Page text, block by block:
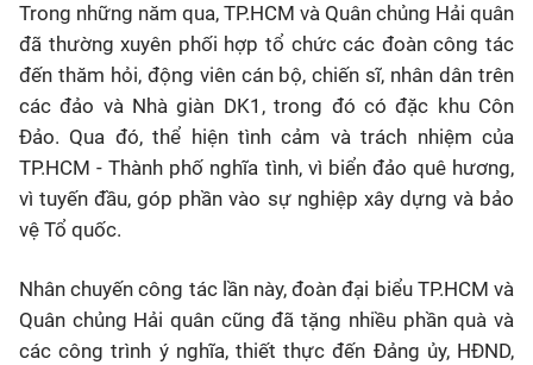
Trong những năm qua, TP.HCM và Quân chủng Hải quân
đã thường xuyên phối hợp tổ chức các đoàn công tác
đến thăm hỏi, động viên cán bộ, chiến sĩ, nhân dân trên
các đảo và Nhà giàn DK1, trong đó có đặc khu Côn
Đảo. Qua đó, thể hiện tình cảm và trách nhiệm của
TP.HCM - Thành phố nghĩa tình, vì biển đảo quê hương,
vì tuyến đầu, góp phần vào sự nghiệp xây dựng và bảo
vệ Tổ quốc.
Nhân chuyến công tác lần này, đoàn đại biểu TP.HCM và
Quân chủng Hải quân cũng đã tặng nhiều phần quà và
các công trình ý nghĩa, thiết thực đến Đảng ủy, HĐND,